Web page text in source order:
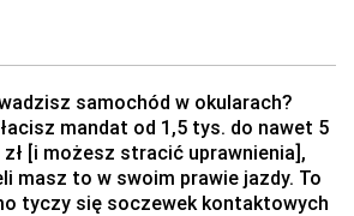
samochód w okularach?
mandat od 1,5 tys. do nawet 5
[i możesz stracić uprawnienia],
masz to w swoim prawie jazdy. To
tyczy się soczewek kontaktowych